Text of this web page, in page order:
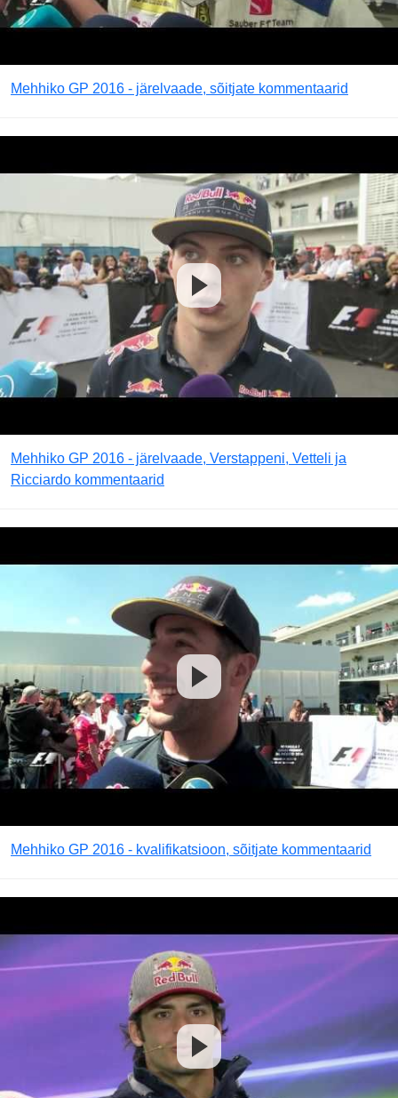
Mehhiko GP 2016 - järelvaade, sõitjate kommentaarid
Mehhiko GP 2016 - järelvaade, Verstappeni, Vetteli ja
Ricciardo kommentaarid
Mehhiko GP 2016 - kvalifikatsioon, sõitjate kommentaarid